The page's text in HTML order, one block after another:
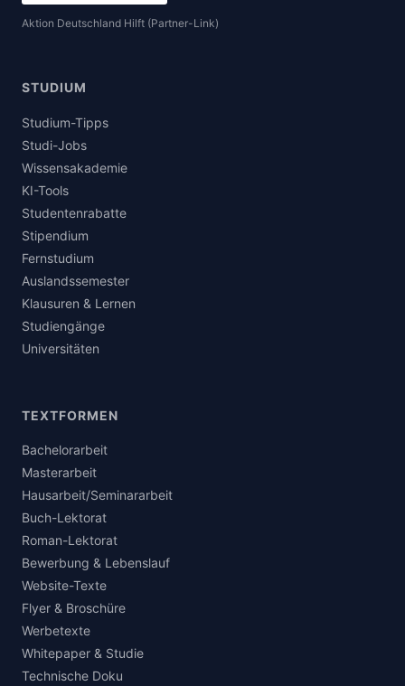
Aktion Deutschland Hilft (Partner-Link)
STUDIUM
Studium-Tipps
Studi-Jobs
Wissensakademie
KI-Tools
Studentenrabatte
Stipendium
Fernstudium
Auslandssemester
Klausuren & Lernen
Studiengänge
Universitäten
TEXTFORMEN
Bachelorarbeit
Masterarbeit
Hausarbeit/Seminararbeit
Buch-Lektorat
Roman-Lektorat
Bewerbung & Lebenslauf
Website-Texte
Flyer & Broschüre
Werbetexte
Whitepaper & Studie
Technische Doku